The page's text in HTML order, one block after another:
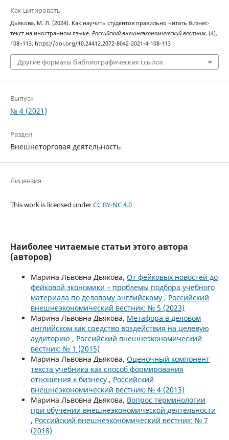
Как цитировать
Дьякова, М. Л. (2024). Как научить студентов правильно читать бизнес-
текст на иностранном языке. Российский внешнеэкономический вестник, (4),
108–113. https://doi.org/10.24412.2072-8042-2021-4-108-113
Другие форматы библиографических ссылок
Выпуск
№ 4 (2021)
Раздел
Внешнеторговая деятельность
Лицензия
This work is licensed underCC BY-NC 4.0
Наиболее читаемые статьи этого автора
(авторов)
Марина Львовна Дьякова, От фейковых новостей до
фейковой экономики – проблемы подбора учебного
материала по деловому английскому , Российский
внешнеэкономический вестник: № 5 (2023)
Марина Львовна Дьякова, Метафора в деловом
английском как средство воздействия на целевую
аудиторию , Российский внешнеэкономический
вестник: № 1 (2015)
Марина Львовна Дьякова, Оценочный компонент
текста учебника как способ формирования
отношения к бизнесу , Российский
внешнеэкономический вестник: № 4 (2013)
Марина Львовна Дьякова, Вопрос терминологии
при обучении внешнеэкономической деятельности
, Российский внешнеэкономический вестник: № 7
(2018)